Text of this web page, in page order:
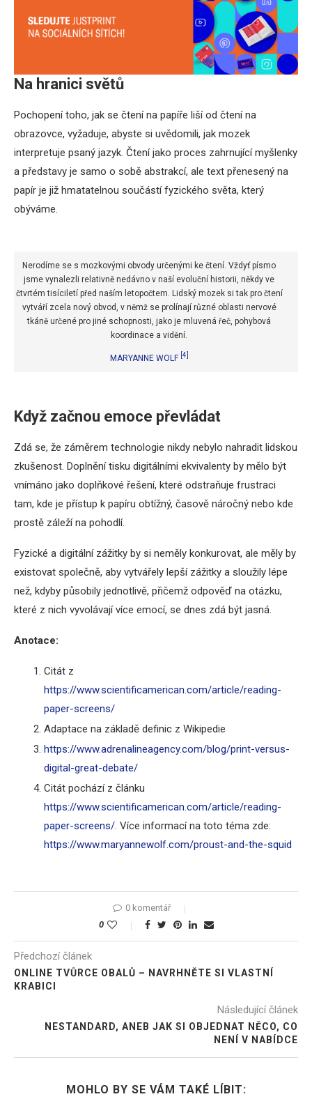
Na hranici světů
Pochopení toho, jak se čtení na papíře liší od čtení na
obrazovce, vyžaduje, abyste si uvědomili, jak mozek
interpretuje psaný jazyk. Čtení jako proces zahrnující myšlenky
a představy je samo o sobě abstrakcí, ale text přenesený na
papír je již hmatatelnou součástí fyzického světa, který
obýváme.
Nerodíme se s mozkovými obvody určenými ke čtení. Vždyť písmo
jsme vynalezli relativně nedávno v naší evoluční historii, někdy ve
čtvrtém tisíciletí před naším letopočtem. Lidský mozek si tak pro čtení
vytváří zcela nový obvod, v němž se prolínají různé oblasti nervové
tkáně určené pro jiné schopnosti, jako je mluvená řeč, pohybová
koordinace a vidění.
MARYANNE WOLF [4]
Když začnou emoce převládat
Zdá se, že záměrem technologie nikdy nebylo nahradit lidskou
zkušenost. Doplnění tisku digitálními ekvivalenty by mělo být
vnímáno jako doplňkové řešení, které odstraňuje frustraci
tam, kde je přístup k papíru obtížný, časově náročný nebo kde
prostě záleží na pohodlí.
Fyzické a digitální zážitky by si neměly konkurovat, ale měly by
existovat společně, aby vytvářely lepší zážitky a sloužily lépe
než, kdyby působily jednotlivě, přičemž odpověď na otázku,
které z nich vyvolávají více emocí, se dnes zdá být jasná.
Anotace:
Citát z
https://www.scientificamerican.com/article/reading-
paper-screens/
Adaptace na základě definic z Wikipedie
https://www.adrenalineagency.com/blog/print-versus-
digital-great-debate/
Citát pochází z článku
https://www.scientificamerican.com/article/reading-
paper-screens/. Více informací na toto téma zde:
https://www.maryannewolf.com/proust-and-the-squid
0 komentář
0
Předchozí článek
ONLINE TVŮRCE OBALŮ – NAVRHNĚTE SI VLASTNÍ
KRABICI
Následující článek
NESTANDARD, ANEB JAK SI OBJEDNAT NĚCO, CO
NENÍ V NABÍDCE
MOHLO BY SE VÁM TAKÉ LÍBIT: